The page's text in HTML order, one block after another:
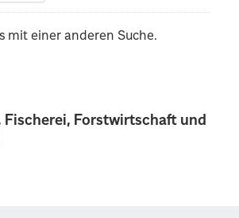
Forstwirtschaft und
mit einer anderen Suche.